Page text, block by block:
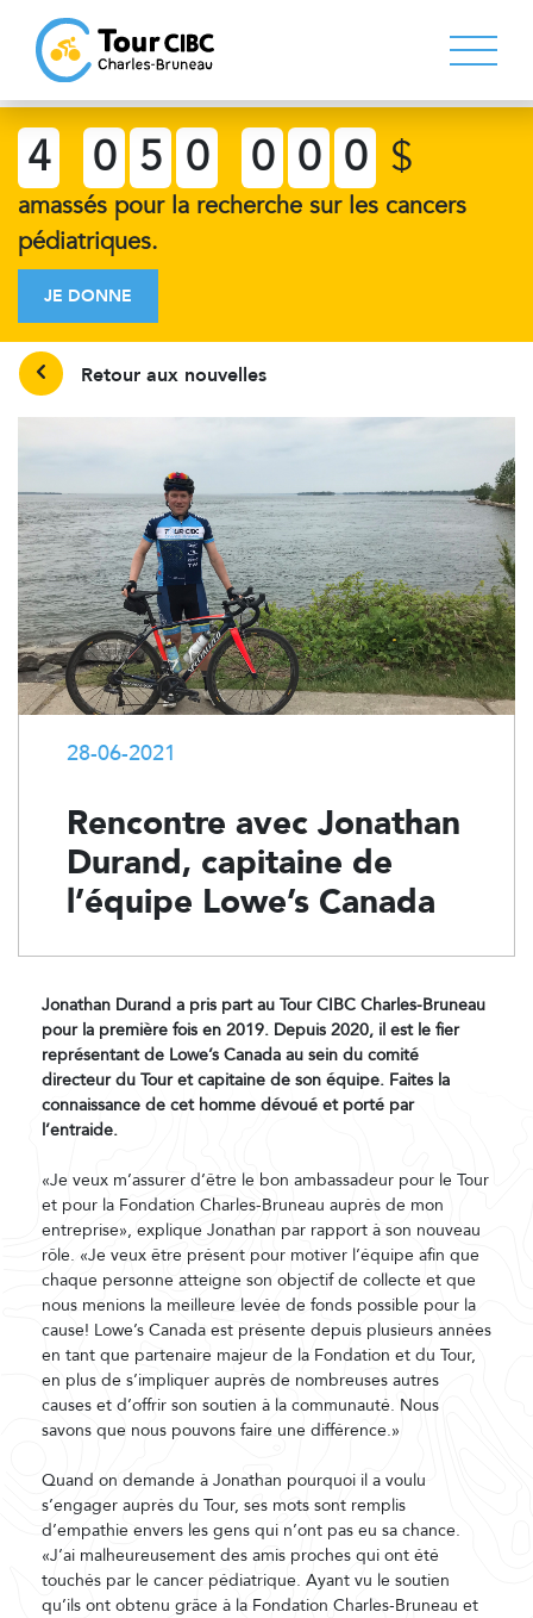
4 0 5 0 0 0 0 $
amassés pour la recherche sur les cancers
pédiatriques.
JE DONNE
Retour aux nouvelles
28-06-2021
Rencontre avec Jonathan
Durand, capitaine de
l’équipe Lowe’s Canada
Jonathan Durand a pris part au Tour CIBC Charles-Bruneau
pour la première fois en 2019. Depuis 2020, il est le fier
représentant de Lowe’s Canada au sein du comité
directeur du Tour et capitaine de son équipe. Faites la
connaissance de cet homme dévoué et porté par
l’entraide.
«Je veux m’assurer d’être le bon ambassadeur pour le Tour
et pour la Fondation Charles-Bruneau auprès de mon
entreprise», explique Jonathan par rapport à son nouveau
rôle. «Je veux être présent pour motiver l’équipe afin que
chaque personne atteigne son objectif de collecte et que
nous menions la meilleure levée de fonds possible pour la
cause! Lowe’s Canada est présente depuis plusieurs années
en tant que partenaire majeur de la Fondation et du Tour,
en plus de s’impliquer auprès de nombreuses autres
causes et d’offrir son soutien à la communauté. Nous
savons que nous pouvons faire une différence.»
Quand on demande à Jonathan pourquoi il a voulu
s’engager auprès du Tour, ses mots sont remplis
d’empathie envers les gens qui n’ont pas eu sa chance.
«J’ai malheureusement des amis proches qui ont été
touchés par le cancer pédiatrique. Ayant vu le soutien
qu’ils ont obtenu grâce à la Fondation Charles-Bruneau et